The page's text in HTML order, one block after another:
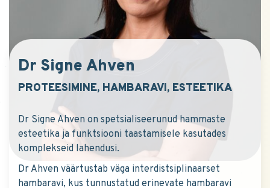
Dr Signe Ahven
PROTEESIMINE, HAMBARAVI, ESTEETIKA
Dr Signe Ahven on spetsialiseerunud hammaste
esteetika ja funktsiooni taastamisele kasutades
komplekseid lahendusi.
Dr Ahven väärtustab väga interdistsiplinaarset
hambaravi, kus tunnustatud erinevate hambaravi